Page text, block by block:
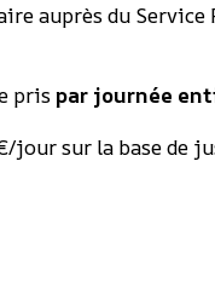
auprès du Service
prispar journée
jour sur la base de